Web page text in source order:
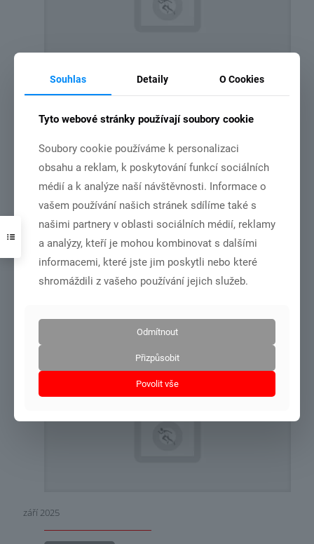
leden 2026
12.10.2025
září 2025
Souhlas Detaily O Cookies
Tyto webové stránky používají soubory cookie
Soubory cookie používáme k personalizaci
obsahu a reklam, k poskytování funkcí sociálních
médií a k analýze naší návštěvnosti. Informace o
vašem používání našich stránek sdílíme také s
našimi partnery v oblasti sociálních médií, reklamy
a analýzy, kteří je mohou kombinovat s dalšími
informacemi, které jste jim poskytli nebo které
shromáždili z vašeho používání jejich služeb.
Odmítnout
Přizpůsobit
Povolit vše